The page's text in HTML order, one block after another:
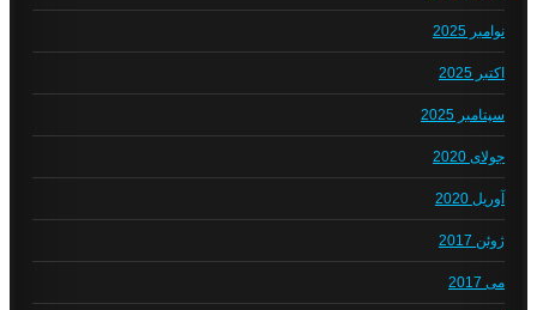
نوامبر 2025
اکتبر 2025
سپتامبر 2025
جولای 2020
آوریل 2020
ژوئن 2017
می 2017